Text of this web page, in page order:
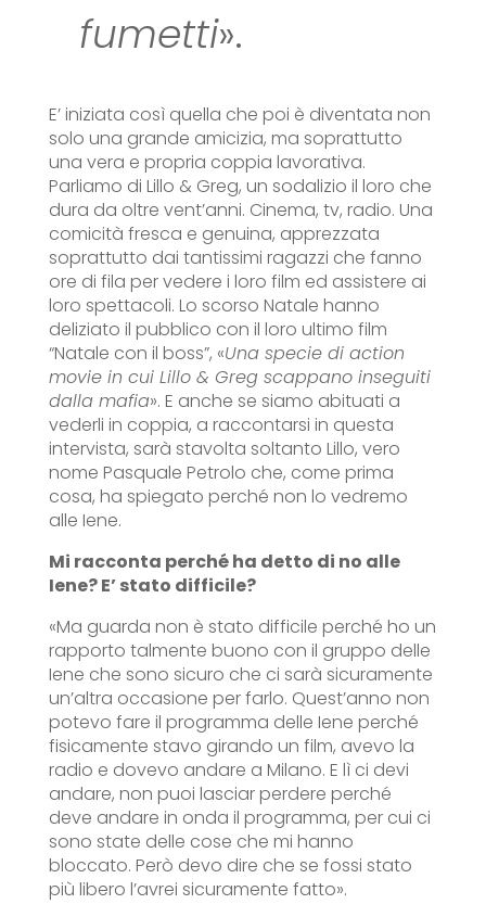
fumetti».
E’ iniziata così quella che poi è diventata non
solo una grande amicizia, ma soprattutto
una vera e propria coppia lavorativa.
Parliamo di Lillo & Greg, un sodalizio il loro che
dura da oltre vent’anni. Cinema, tv, radio. Una
comicità fresca e genuina, apprezzata
soprattutto dai tantissimi ragazzi che fanno
ore di fila per vedere i loro film ed assistere ai
loro spettacoli. Lo scorso Natale hanno
deliziato il pubblico con il loro ultimo film
“Natale con il boss”, «Una specie di action
movie in cui Lillo & Greg scappano inseguiti
dalla mafia». E anche se siamo abituati a
vederli in coppia, a raccontarsi in questa
intervista, sarà stavolta soltanto Lillo, vero
nome Pasquale Petrolo che, come prima
cosa, ha spiegato perché non lo vedremo
alle Iene.
Mi racconta perché ha detto di no alle
Iene? E’ stato difficile?
«Ma guarda non è stato difficile perché ho un
rapporto talmente buono con il gruppo delle
Iene che sono sicuro che ci sarà sicuramente
un’altra occasione per farlo. Quest’anno non
potevo fare il programma delle Iene perché
fisicamente stavo girando un film, avevo la
radio e dovevo andare a Milano. E lì ci devi
andare, non puoi lasciar perdere perché
deve andare in onda il programma, per cui ci
sono state delle cose che mi hanno
bloccato. Però devo dire che se fossi stato
più libero l’avrei sicuramente fatto».